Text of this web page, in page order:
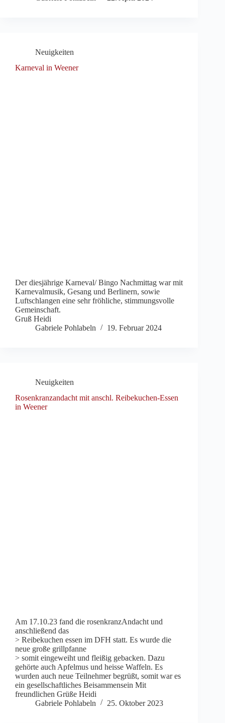
Neuigkeiten
Karneval in Weener
Der diesjährige Karneval/ Bingo Nachmittag war mit
Karnevalmusik, Gesang und Berlinern, sowie
Luftschlangen eine sehr fröhliche, stimmungsvolle
Gemeinschaft.
Gruß Heidi
Gabriele Pohlabeln
19. Februar 2024
Neuigkeiten
Rosenkranzandacht mit anschl. Reibekuchen-Essen
in Weener
Am 17.10.23 fand die rosenkranzAndacht und
anschließend das
> Reibekuchen essen im DFH statt. Es wurde die
neue große grillpfanne
> somit eingeweiht und fleißig gebacken. Dazu
gehörte auch Apfelmus und heisse Waffeln. Es
wurden auch neue Teilnehmer begrüßt, somit war es
ein gesellschaftliches Beisammensein Mit
freundlichen Grüße Heidi
Gabriele Pohlabeln
25. Oktober 2023